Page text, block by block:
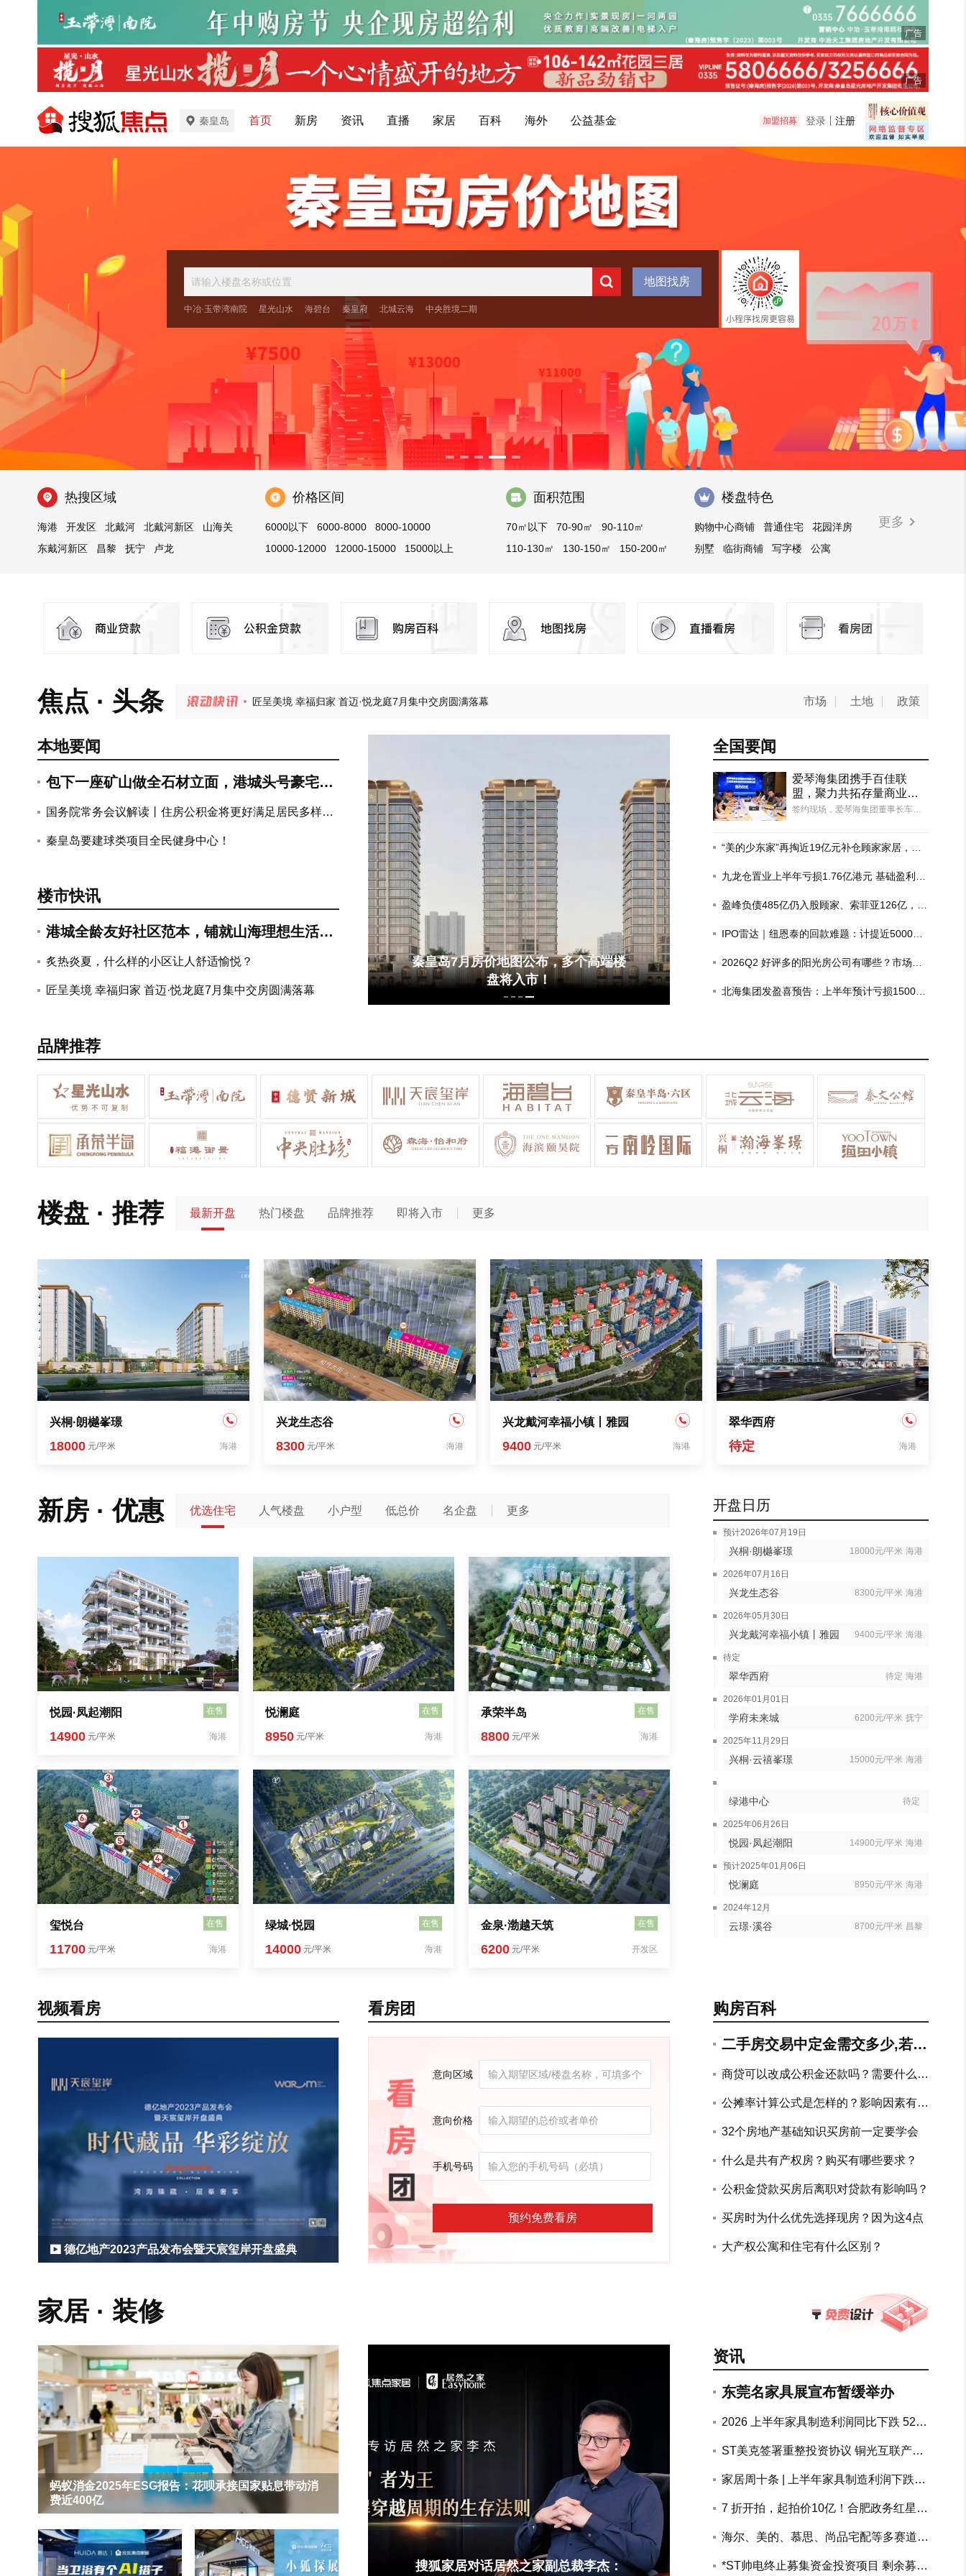
广告
广告
秦皇岛 首页 新房 资讯 直播 家居 百科 海外 公益基金 加盟招募 登录 注册
地图找房
中冶·玉带湾南院 星光山水 海碧台 秦皇府 北城云海 中央胜境二期
热搜区域
海港 开发区 北戴河 北戴河新区
山海关
东戴河新区
昌黎 抚宁
卢龙
价格区间
6000以下 6000-8000
8000-10000
10000-12000
12000-15000 15000以上
面积范围
70㎡以下 70-90㎡
90-110㎡
110-130㎡
130-150㎡
150-200㎡
楼盘特色
购物中心商铺 普通住宅
花园洋房
别墅
临街商铺 写字楼 公寓
更多
焦点 · 头条
宇树双旗舰机器人空降！秦皇岛智能机器人全场景社区火了！
市场 土地 政策
本地要闻
包下一座矿山做全石材立面，港城头号豪宅还
藏着多少秘密？
国务院常务会议解读丨住房公积金将更好满足居民多样化
秦皇岛要建球类项目全民健身中心！
楼市快讯
港城全龄友好社区范本，铺就山海理想生活长
炙热炎夏，什么样的小区让人舒适愉悦？
匠呈美境 幸福归家 首迈·悦龙庭7月集中交房圆满落幕
秦皇岛惊现600㎡超级豪宅，一层一
关于进一步优化住房公积金使用政策
秦皇岛7月房价地图公布，多个高端楼
盘将入市！
全国要闻
爱琴海集团携手百佳联
盟，聚力共拓存量商业新
赛道
签约现场，爱琴海集团董事长车建
次围绕国内地产行业发展周期、传
统家居卖场转型痛点、城市商业购
在高度认可彼此的专业实力、…
“美的少东家”再掏近19亿元补仓顾家家居，至
九龙仓置业上半年亏损1.76亿港元 基础盈利增
盈峰负债485亿仍入股顾家、索菲亚126亿，这
IPO雷达｜纽恩泰的回款难题：计提近5000万
2026Q2 好评多的阳光房公司有哪些？市场现
北海集团发盈喜预告：上半年预计亏损1500
品牌推荐
楼盘 · 推荐 最新开盘 热门楼盘 品牌推荐 即将入市 更多
兴桐·朗樾峯璟
18000 元/平米 海港
兴龙生态谷
8300 元/平米 海港
兴龙戴河幸福小镇丨雅园
9400 元/平米 海港
翠华西府
待定 海港
新房 · 优惠 优选住宅 人气楼盘 小户型 低总价 名企盘 更多
悦园·凤起潮阳 在售
14900 元/平米 海港
悦澜庭 在售
8950 元/平米 海港
承荣半岛 在售
8800 元/平米 海港
玺悦台 在售
11700 元/平米 海港
绿城·悦园 在售
14000 元/平米 海港
金泉·渤越天筑 在售
6200 元/平米 开发区
视频看房
德亿地产2023产品发布会暨天宸玺岸开盘盛典
看房团
意向区域
意向价格
手机号码
预约免费看房
开盘日历
预计2026年07月19日
兴桐·朗樾峯璟 18000元/平米 海港
2026年07月16日
兴龙生态谷 8300元/平米 海港
2026年05月30日
兴龙戴河幸福小镇丨雅园 9400元/平米 海港
待定
翠华西府 待定 海港
2026年01月01日
学府未来城 6200元/平米 抚宁
2025年11月29日
兴桐·云禧峯璟 15000元/平米 海港
绿港中心 待定
2025年06月26日
悦园·凤起潮阳 14900元/平米 海港
预计2025年01月06日
悦澜庭 8950元/平米 海港
2024年12月
云璟·溪谷 8700元/平米 昌黎
购房百科
二手房交易中定金需交多少,若违
约如何赔付?
商贷可以改成公积金还款吗？需要什么手
公摊率计算公式是怎样的？影响因素有哪
32个房地产基础知识买房前一定要学会
什么是共有产权房？购买有哪些要求？
公积金贷款买房后离职对贷款有影响吗？
买房时为什么优先选择现房？因为这4点
大产权公寓和住宅有什么区别？
家居 · 装修
蚂蚁消金2025年ESG报告：花呗承接国家贴息带动消
费近400亿
千年舟寻福记·让非遗回家第二季可持 搜狐家居对话居然之家副总裁李杰： 搜狐专访美巢张经甫 | 十年价值攀登
资讯
东莞名家具展宣布暂缓举办
2026 上半年家具制造利润同比下跌 52.
ST美克签署重整投资协议 铜光互联产融
家居周十条 | 上半年家具制造利润下跌5
康公示家具电商黑白名单…
7 折开拍，起拍价10亿！合肥政务红星美
海尔、美的、慕思、尚品宅配等多赛道头
*ST帅电终止募集资金投资项目 剩余募资